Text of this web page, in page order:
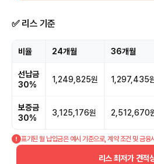
✅ 리스 기준
비율 24개월 36개월
선납금
30%
1,249,825원 1,297,435
보증금
30%
3,125,176원 2,512,670
표기된 월 납입금은 예시 기준으로, 계약 조건 및 금융
리스 최저가 견적